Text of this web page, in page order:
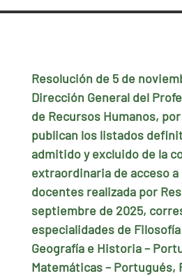
Resolución de 5 de
Dirección General del
de Recursos Humanos,
publican los listados
admitido y excluido de la
extraordinaria de acceso
docentes realizada por
septiembre de 2025,
especialidades de
Geografía e Historia –
Matemáticas – Portugués,